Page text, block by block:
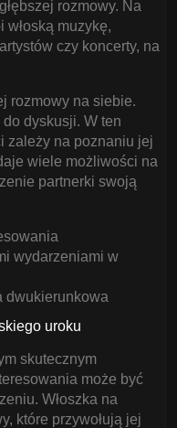
rozmowy. Na
włoską muzykę,
czy koncerty, na
rozmowy na siebie.
dyskusji. W ten
zależy na poznaniu jej
wiele możliwości na
partnerki swoją
wydarzeniami w
dwukierunkowa
uroku
skutecznym
może być
Włoszka na
które przywołują jej